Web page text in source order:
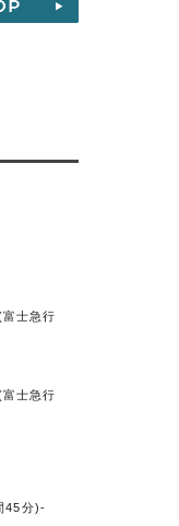
士急行
士急行
45分)-